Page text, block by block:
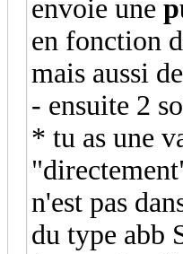
envoie une
en fonction
mais aussi
- ensuite 2
* tu as une
n'est pas
du type abb